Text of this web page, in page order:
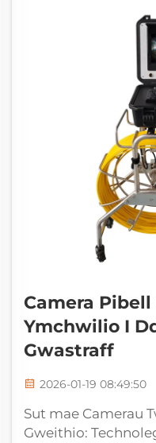
Camera
Ymchwilio I
Gwastraff
2026-01-19 08:49:50
Sut mae Camerau
Gweithio: